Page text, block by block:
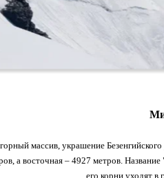
массив, украшение
а восточная – 4927 метров.
его корни уходят в